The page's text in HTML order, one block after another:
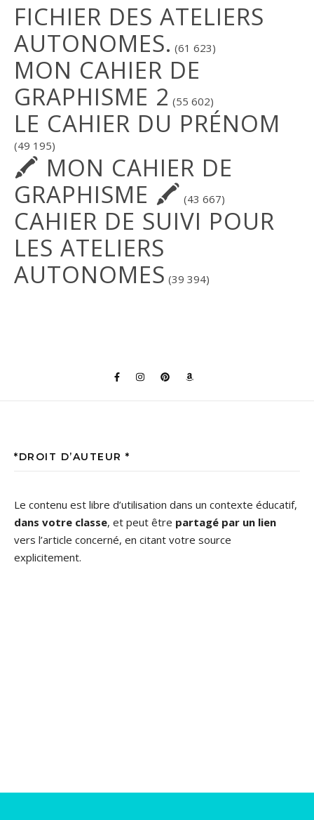
FICHIER DES ATELIERS
AUTONOMES. (61 623)
MON CAHIER DE
GRAPHISME 2 (55 602)
LE CAHIER DU PRÉNOM
(49 195)
🖍 MON CAHIER DE
GRAPHISME 🖍 (43 667)
CAHIER DE SUIVI POUR
LES ATELIERS
AUTONOMES (39 394)
*DROIT D’AUTEUR *
Le contenu est libre d’utilisation dans un contexte éducatif,
dans votre classe, et peut être partagé par un lien
vers l’article concerné, en citant votre source
explicitement.